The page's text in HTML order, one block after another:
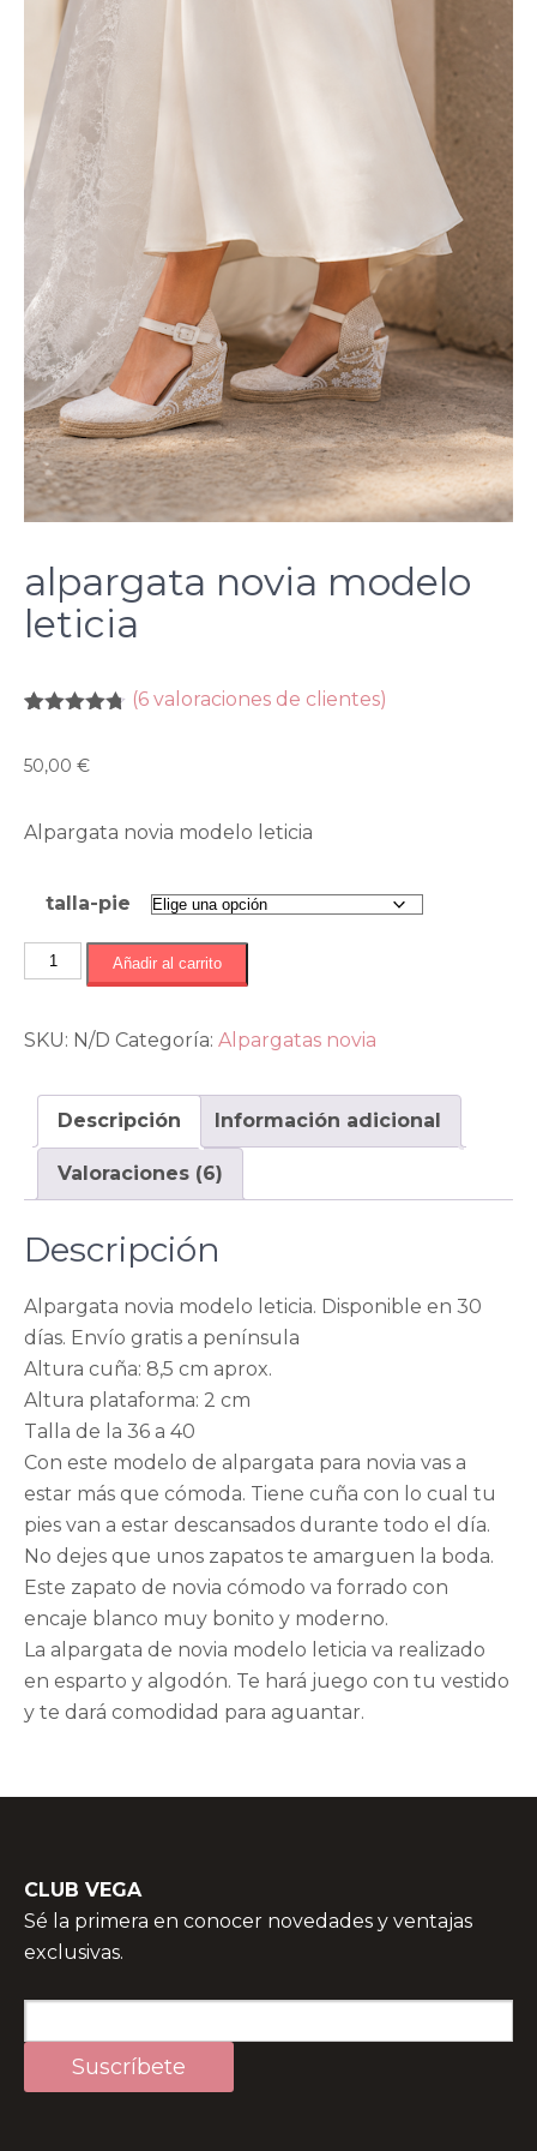
alpargata novia modelo
leticia
de 5 en
s de
clientes
(6 valoraciones de clientes)
50,00 €
Alpargata novia modelo leticia
talla-pie
alpargata
novia
leticia
Añadir al carrito
SKU: N/D Categoría: Alpargatas novia
Descripción Información adicional
Valoraciones (6)
Descripción
Alpargata novia modelo leticia. Disponible en 30
días. Envío gratis a península
Altura cuña: 8,5 cm aprox.
Altura plataforma: 2 cm
Talla de la 36 a 40
Con este modelo de alpargata para novia vas a
estar más que cómoda. Tiene cuña con lo cual tu
pies van a estar descansados durante todo el día.
No dejes que unos zapatos te amarguen la boda.
Este zapato de novia cómodo va forrado con
encaje blanco muy bonito y moderno.
La alpargata de novia modelo leticia va realizado
en esparto y algodón. Te hará juego con tu vestido
y te dará comodidad para aguantar.
CLUB VEGA
Sé la primera en conocer novedades y ventajas
exclusivas.